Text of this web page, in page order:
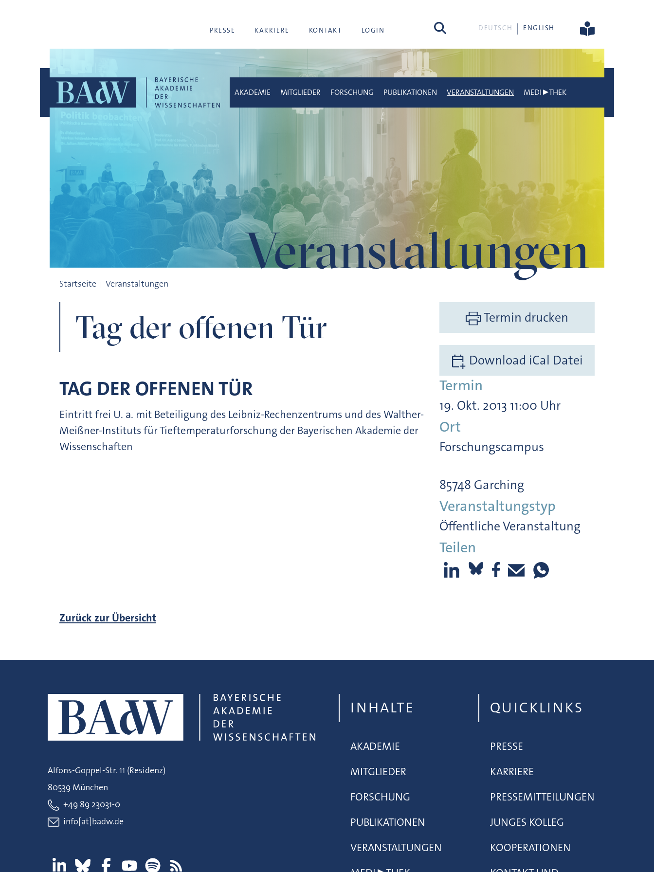
PRESSE KARRIERE KONTAKT LOGIN Suche DEUTSCH ENGLISH
Veranstaltungen
AKADEMIE MITGLIEDER FORSCHUNG PUBLIKATIONEN VERANSTALTUNGEN MEDI▶THEK
Startseite Veranstaltungen
Tag der offenen Tür
TAG DER OFFENEN TÜR
Eintritt frei U. a. mit Beteiligung des Leibniz-Rechenzentrums und des Walther-
Meißner-Instituts für Tieftemperaturforschung der Bayerischen Akademie der
Wissenschaften
Termin drucken
Download iCal Datei
Termin
19. Okt. 2013 11:00 Uhr
Ort
Forschungscampus
85748 Garching
Veranstaltungstyp
Öffentliche Veranstaltung
Teilen
Zurück zur Übersicht
Alfons-Goppel-Str. 11 (Residenz)
80539 München
+49 89 23031-0
info[at]badw.de
INHALTE
AKADEMIE
MITGLIEDER
FORSCHUNG
PUBLIKATIONEN
VERANSTALTUNGEN
QUICKLINKS
PRESSE
KARRIERE
PRESSEMITTEILUNGEN
JUNGES KOLLEG
KOOPERATIONEN